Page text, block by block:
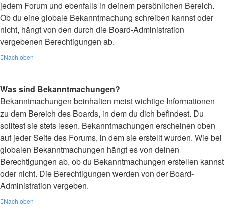
jedem Forum und ebenfalls in deinem persönlichen Bereich.
Ob du eine globale Bekanntmachung schreiben kannst oder
nicht, hängt von den durch die Board-Administration
vergebenen Berechtigungen ab.
Nach oben
Was sind Bekanntmachungen?
Bekanntmachungen beinhalten meist wichtige Informationen
zu dem Bereich des Boards, in dem du dich befindest. Du
solltest sie stets lesen. Bekanntmachungen erscheinen oben
auf jeder Seite des Forums, in dem sie erstellt wurden. Wie bei
globalen Bekanntmachungen hängt es von deinen
Berechtigungen ab, ob du Bekanntmachungen erstellen kannst
oder nicht. Die Berechtigungen werden von der Board-
Administration vergeben.
Nach oben